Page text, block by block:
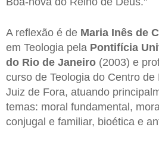
A reflexão é de Maria Inês de
em Teologia pela Pontifícia
do Rio de Janeiro (2003) e
curso de Teologia do Centro
Juiz de Fora, atuando
temas: moral fundamental,
conjugal e familiar, bioética e